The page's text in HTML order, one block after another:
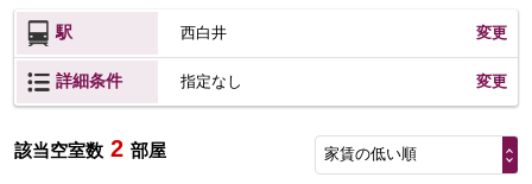
駅 西白井 変更
詳細条件 指定なし 変更
該当空室数 2 部屋 家賃の低い順